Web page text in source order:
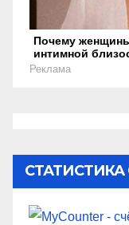
Почему
интимной
Реклама
СТАТИСТИКА